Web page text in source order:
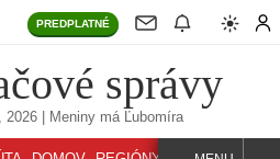
PREDPLATNÉ
správy
2026 | Meniny má Ľubomíra